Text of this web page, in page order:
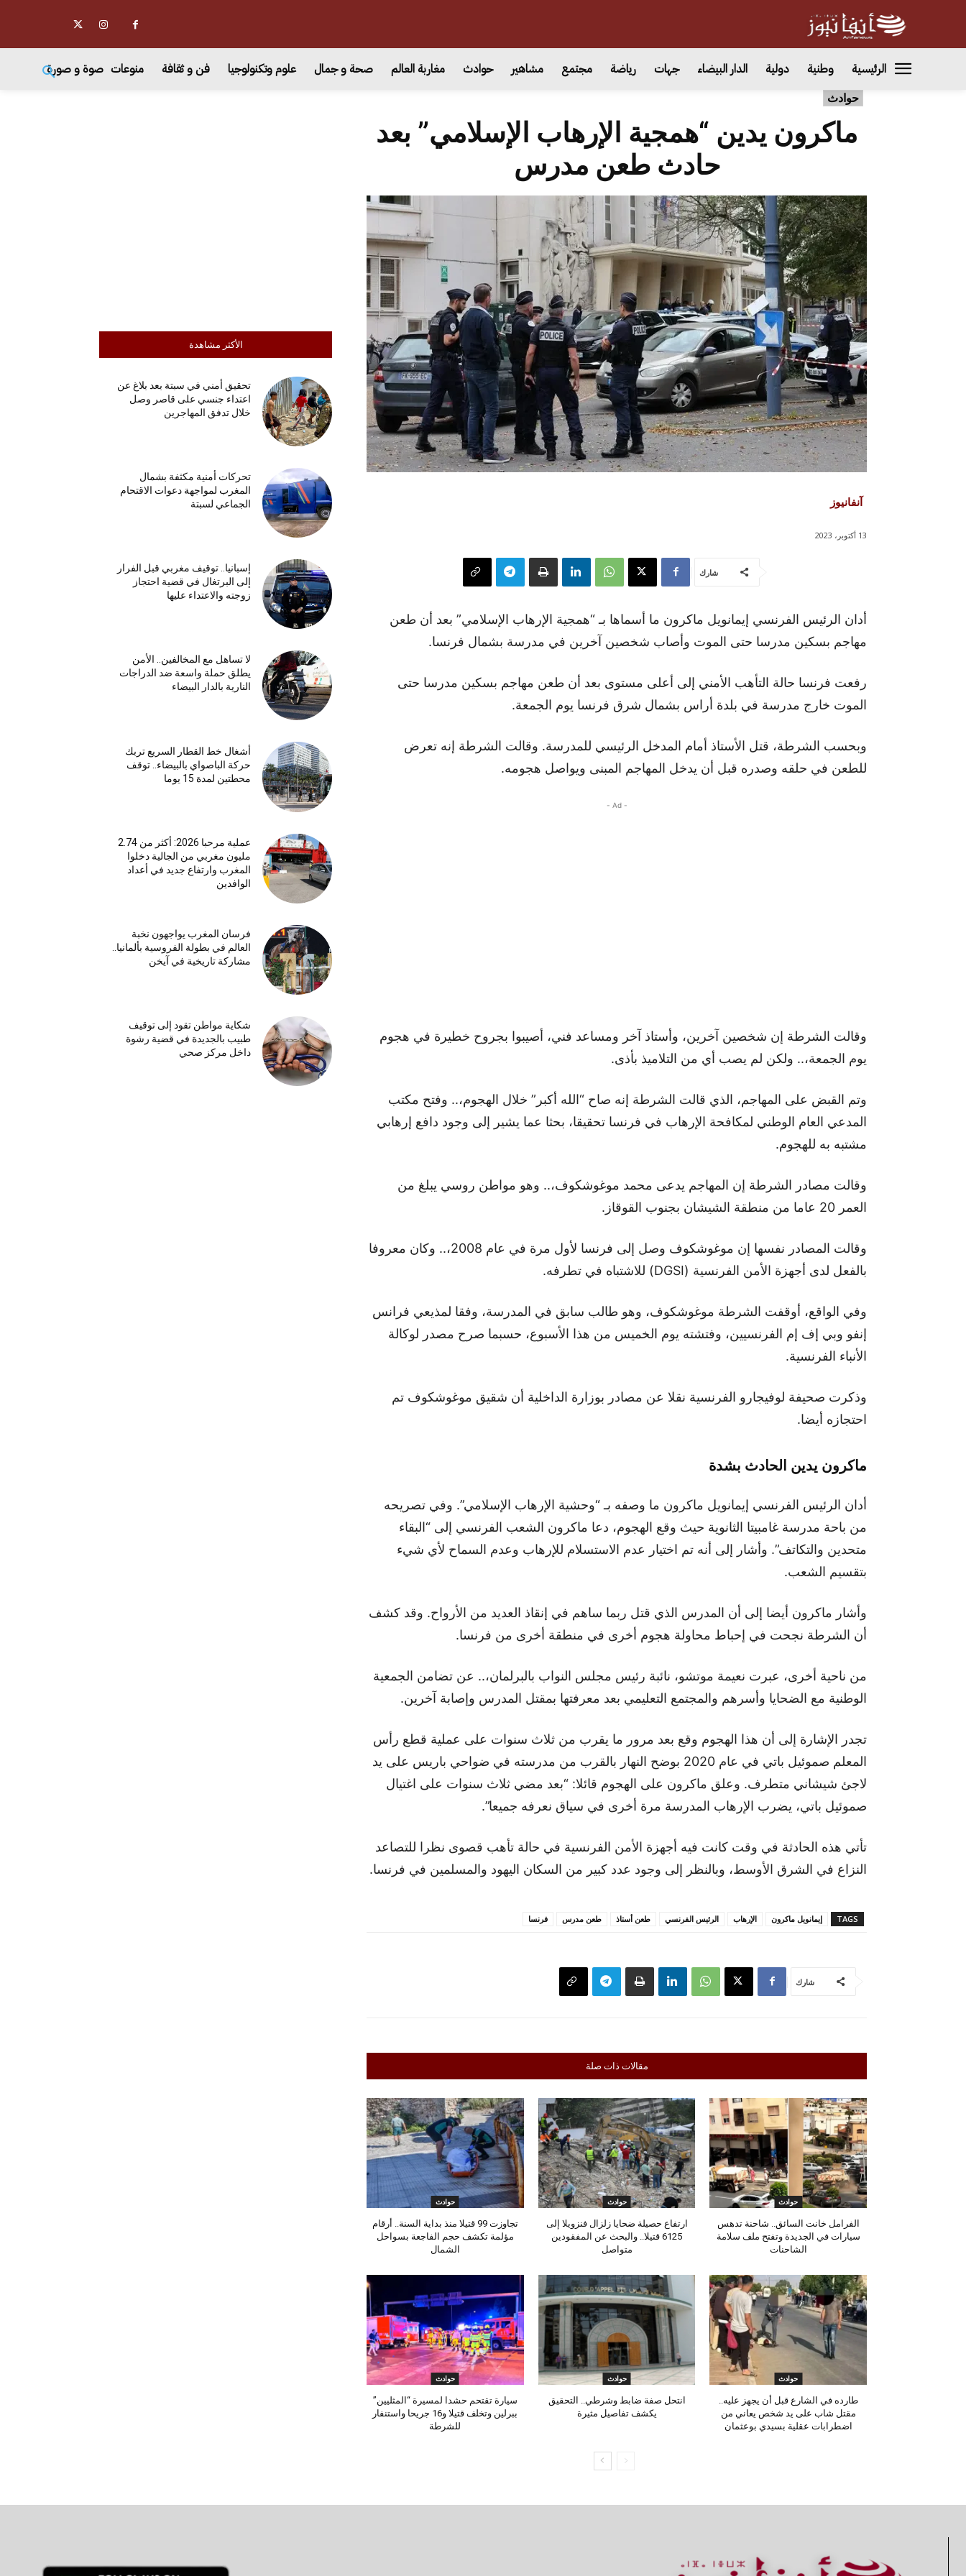
الرئيسية وطنية دولية الدار البيضاء جهات رياضة مجتمع مشاهير حوادث مغاربة العالم صحة و جمال علوم وتكنولوجيا فن و ثقافة منوعات صوة و صورة
حوادث
الأكثر مشاهدة
تحقيق أمني في سبتة بعد بلاغ عن
اعتداء جنسي على قاصر وصل
خلال تدفق المهاجرين
تحركات أمنية مكثفة بشمال
المغرب لمواجهة دعوات الاقتحام
الجماعي لسبتة
إسبانيا.. توقيف مغربي قبل الفرار
إلى البرتغال في قضية احتجاز
زوجته والاعتداء عليها
لا تساهل مع المخالفين.. الأمن
يطلق حملة واسعة ضد الدراجات
النارية بالدار البيضاء
أشغال خط القطار السريع تربك
حركة الباصواي بالبيضاء.. توقف
محطتين لمدة 15 يوما
عملية مرحبا 2026: أكثر من 2.74
مليون مغربي من الجالية دخلوا
المغرب وارتفاع جديد في أعداد
الوافدين
فرسان المغرب يواجهون نخبة
العالم في بطولة الفروسية بألمانيا..
مشاركة تاريخية في آيخن
شكاية مواطن تقود إلى توقيف
طبيب بالجديدة في قضية رشوة
داخل مركز صحي
ماكرون يدين “همجية الإرهاب الإسلامي” بعد
حادث طعن مدرس
آنفانيوز
13 أكتوبر، 2023
شارك
أدان الرئيس الفرنسي إيمانويل ماكرون ما أسماها بـ “همجية الإرهاب الإسلامي” بعد أن طعن
مهاجم بسكين مدرسا حتى الموت وأصاب شخصين آخرين في مدرسة بشمال فرنسا.
رفعت فرنسا حالة التأهب الأمني ​​إلى أعلى مستوى بعد أن طعن مهاجم بسكين مدرسا حتى
الموت خارج مدرسة في بلدة أراس بشمال شرق فرنسا يوم الجمعة.
وبحسب الشرطة، قتل الأستاذ أمام المدخل الرئيسي للمدرسة. وقالت الشرطة إنه تعرض
للطعن في حلقه وصدره قبل أن يدخل المهاجم المبنى ويواصل هجومه.
- Ad -
وقالت الشرطة إن شخصين آخرين، وأستاذ آخر ومساعد فني، أصيبوا بجروح خطيرة في هجوم
يوم الجمعة،.. ولكن لم يصب أي من التلاميذ بأذى.
وتم القبض على المهاجم، الذي قالت الشرطة إنه صاح “الله أكبر” خلال الهجوم،.. وفتح مكتب
المدعي العام الوطني لمكافحة الإرهاب في فرنسا تحقيقا، بحثا عما يشير إلى وجود دافع إرهابي
مشتبه به للهجوم.
وقالت مصادر الشرطة إن المهاجم يدعى محمد موغوشكوف،.. وهو مواطن روسي يبلغ من
العمر 20 عاما من منطقة الشيشان بجنوب القوقاز.
وقالت المصادر نفسها إن موغوشكوف وصل إلى فرنسا لأول مرة في عام 2008،.. وكان معروفا
بالفعل لدى أجهزة الأمن الفرنسية (DGSI) للاشتباه في تطرفه.
وفي الواقع، أوقفت الشرطة موغوشكوف، وهو طالب سابق في المدرسة، وفقا لمذيعي فرانس
إنفو وبي إف إم الفرنسيين، وفتشته يوم الخميس من هذا الأسبوع، حسبما صرح مصدر لوكالة
الأنباء الفرنسية.
وذكرت صحيفة لوفيجارو الفرنسية نقلا عن مصادر بوزارة الداخلية أن شقيق موغوشكوف تم
احتجازه أيضا.
ماكرون يدين الحادث بشدة
أدان الرئيس الفرنسي إيمانويل ماكرون ما وصفه بـ “وحشية الإرهاب الإسلامي”. وفي تصريحه
من باحة مدرسة غامبيتا الثانوية حيث وقع الهجوم، دعا ماكرون الشعب الفرنسي إلى “البقاء
متحدين والتكاتف”. وأشار إلى أنه تم اختيار عدم الاستسلام للإرهاب وعدم السماح لأي شيء
بتقسيم الشعب.
وأشار ماكرون أيضا إلى أن المدرس الذي قتل ربما ساهم في إنقاذ العديد من الأرواح. وقد كشف
أن الشرطة نجحت في إحباط محاولة هجوم أخرى في منطقة أخرى من فرنسا.
من ناحية أخرى، عبرت نعيمة موتشو، نائبة رئيس مجلس النواب بالبرلمان،.. عن تضامن الجمعية
الوطنية مع الضحايا وأسرهم والمجتمع التعليمي بعد معرفتها بمقتل المدرس وإصابة آخرين.
تجدر الإشارة إلى أن هذا الهجوم وقع بعد مرور ما يقرب من ثلاث سنوات على عملية قطع رأس
المعلم صموئيل باتي في عام 2020 بوضح النهار بالقرب من مدرسته في ضواحي باريس على يد
لاجئ شيشاني متطرف. وعلق ماكرون على الهجوم قائلا: “بعد مضي ثلاث سنوات على اغتيال
صموئيل باتي، يضرب الإرهاب المدرسة مرة أخرى في سياق نعرفه جميعا”.
تأتي هذه الحادثة في وقت كانت فيه أجهزة الأمن الفرنسية في حالة تأهب قصوى نظرا للتصاعد
النزاع في الشرق الأوسط، وبالنظر إلى وجود عدد كبير من السكان اليهود والمسلمين في فرنسا.
TAGS إيمانويل ماكرون الإرهاب الرئيس الفرنسي طعن أستاذ طعن مدرس فرنسا
شارك
مقالات ذات صلة
حوادث
الفرامل خانت السائق.. شاحنة تدهس
سيارات في الجديدة وتفتح ملف سلامة
الشاحنات
حوادث
ارتفاع حصيلة ضحايا زلزال فنزويلا إلى
6125 قتيلا.. والبحث عن المفقودين
متواصل
حوادث
تجاوزت 99 قتيلا منذ بداية السنة.. أرقام
مؤلمة تكشف حجم الفاجعة بسواحل
الشمال
حوادث
طارده في الشارع قبل أن يجهز عليه..
مقتل شاب على يد شخص يعاني من
اضطرابات عقلية بسيدي بوعثمان
حوادث
انتحل صفة ضابط وشرطي.. التحقيق
يكشف تفاصيل مثيرة
حوادث
سيارة تقتحم حشدا لمسيرة “المثليين”
ببرلين وتخلف قتيلا و16 جريحا واستنفار
للشرطة